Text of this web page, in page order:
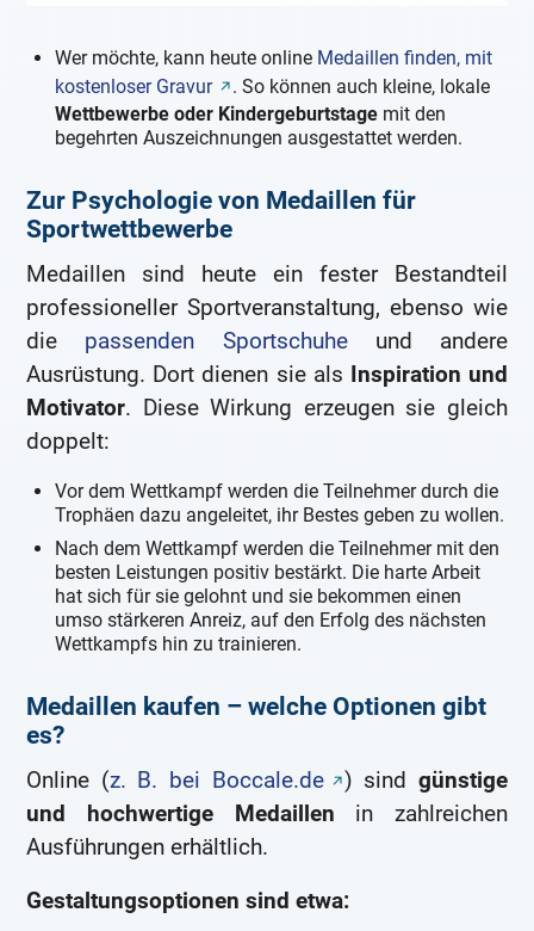
Wer möchte, kann heute online Medaillen finden, mit
kostenloser Gravur
. So können auch kleine, lokale
Wettbewerbe oder Kindergeburtstage mit den
begehrten Auszeichnungen ausgestattet werden.
Zur Psychologie von Medaillen für
Sportwettbewerbe
Medaillen sind heute ein fester Bestandteil
professioneller Sportveranstaltung, ebenso wie
die passenden Sportschuheund andere
Ausrüstung. Dort dienen sie als Inspiration und
Motivator. Diese Wirkung erzeugen sie gleich
doppelt:
Vor dem Wettkampf werden die Teilnehmer durch die
Trophäen dazu angeleitet, ihr Bestes geben zu wollen.
Nach dem Wettkampf werden die Teilnehmer mit den
besten Leistungen positiv bestärkt. Die harte Arbeit
hat sich für sie gelohnt und sie bekommen einen
umso stärkeren Anreiz, auf den Erfolg des nächsten
Wettkampfs hin zu trainieren.
Medaillen kaufen – welche Optionen gibt
es?
Online (z. B. bei Boccale.de ) sind günstige
und hochwertige Medaillen in zahlreichen
Ausführungen erhältlich.
Gestaltungsoptionen sind etwa: